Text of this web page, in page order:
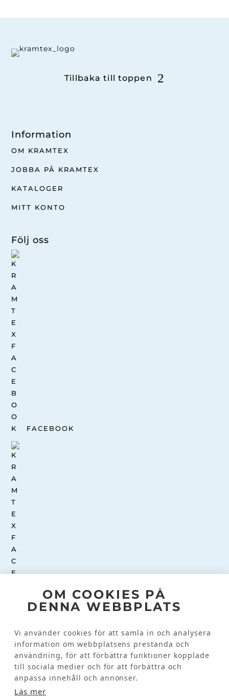
OM COOKIES PÅ
DENNA WEBBPLATS
Vi använder cookies för att samla in och analysera
information om webbplatsens prestanda och
användning, för att förbättra funktioner kopplade
till sociala medier och för att förbättra och
anpassa innehåll och annonser.
Läs mer
Tillbaka till toppen
Information
OM KRAMTEX
JOBBA PÅ KRAMTEX
KATALOGER
MITT KONTO
Följ oss
FACEBOOK
Kundinformation
KONTAKTA OSS
VANLIGA FRÅGOR